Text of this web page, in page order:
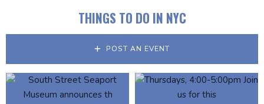
THINGS TO DO IN NYC
POST AN EVENT